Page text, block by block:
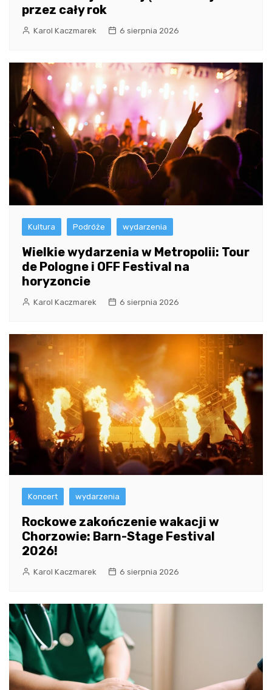
przez cały rok
Karol Kaczmarek 6 sierpnia 2026
Kultura Podróże wydarzenia
Wielkie wydarzenia w Metropolii: Tour
de Pologne i OFF Festival na
horyzoncie
Karol Kaczmarek 6 sierpnia 2026
Koncert wydarzenia
Rockowe zakończenie wakacji w
Chorzowie: Barn-Stage Festival
2026!
Karol Kaczmarek 6 sierpnia 2026